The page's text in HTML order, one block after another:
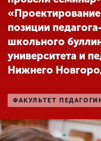
Другие виды
деятельности
Студенческая
организации
позиции
школьного
университета и
Нижнего
ФАКУЛЬТЕТ